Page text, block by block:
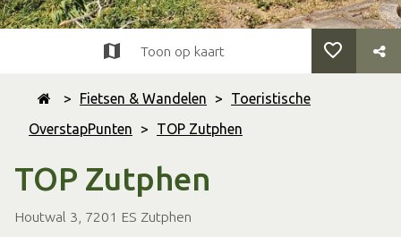
> Fietsen & Wandelen >
Toeristische
OverstapPunten > TOP Zutphen
TOP Zutphen
Houtwal 3, 7201 ES Zutphen
Toon op kaart